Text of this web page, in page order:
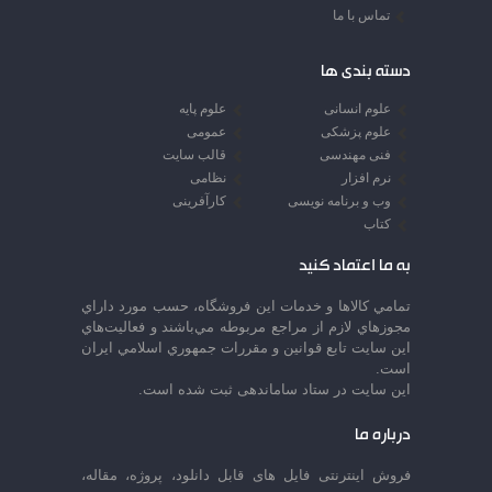
تماس با ما
دسته بندی ها
علوم انسانی
علوم پایه
علوم پزشکی
عمومی
فنی مهندسی
قالب سایت
نرم افزار
نظامی
وب و برنامه نویسی
کارآفرینی
کتاب
به ما اعتماد کنید
تمامي كالاها و خدمات اين فروشگاه، حسب مورد داراي
مجوزهاي لازم از مراجع مربوطه مي‌باشند و فعاليت‌هاي
اين سايت تابع قوانين و مقررات جمهوري اسلامي ايران
است.
این سایت در ستاد ساماندهی ثبت شده است.
درباره ما
فروش اینترنتی فایل های قابل دانلود، پروژه، مقاله،